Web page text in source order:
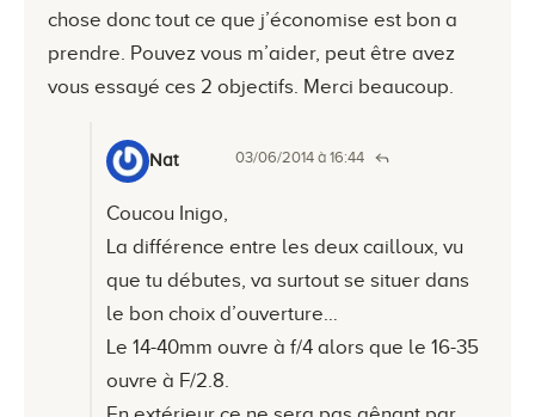
chose donc tout ce que j’économise est bon a
prendre. Pouvez vous m’aider, peut être avez
vous essayé ces 2 objectifs. Merci beaucoup.
Nat 03/06/2014 à 16:44
Coucou Inigo,
La différence entre les deux cailloux, vu
que tu débutes, va surtout se situer dans
le bon choix d’ouverture…
Le 14-40mm ouvre à f/4 alors que le 16-35
ouvre à F/2.8.